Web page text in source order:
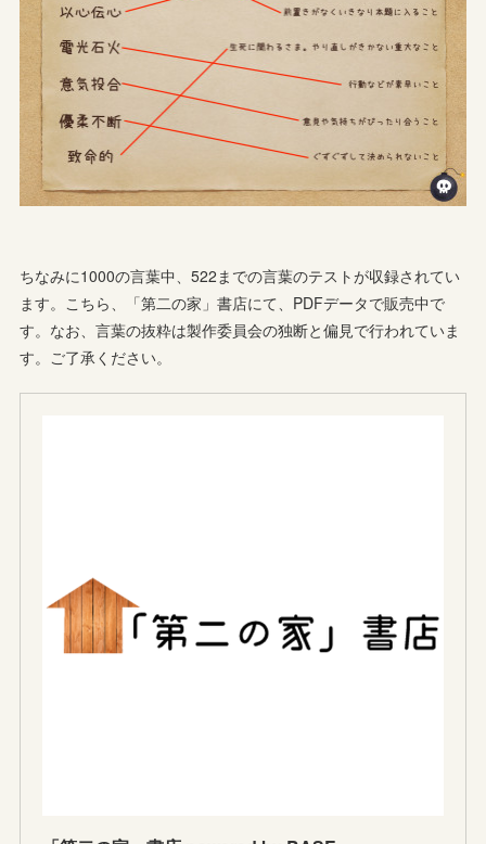
ちなみに1000の言葉中、522までの言葉のテストが収録されてい
ます。こちら、「第二の家」書店にて、PDFデータで販売中で
す。なお、言葉の抜粋は製作委員会の独断と偏見で行われていま
す。ご了承ください。